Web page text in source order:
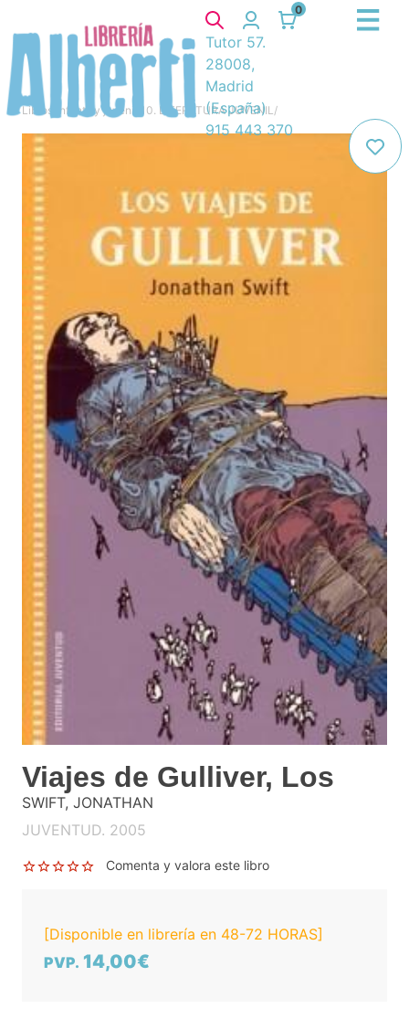
0
Tutor 57.
28008,
Madrid
(España)
915 443 370
Libros Infantil y juvenil 10. LITERATURA JUVENIL/
Viajes de Gulliver, Los
SWIFT, JONATHAN
JUVENTUD. 2005
Comenta y valora este libro
[Disponible en librería en 48-72 HORAS]
PVP. 14,00€